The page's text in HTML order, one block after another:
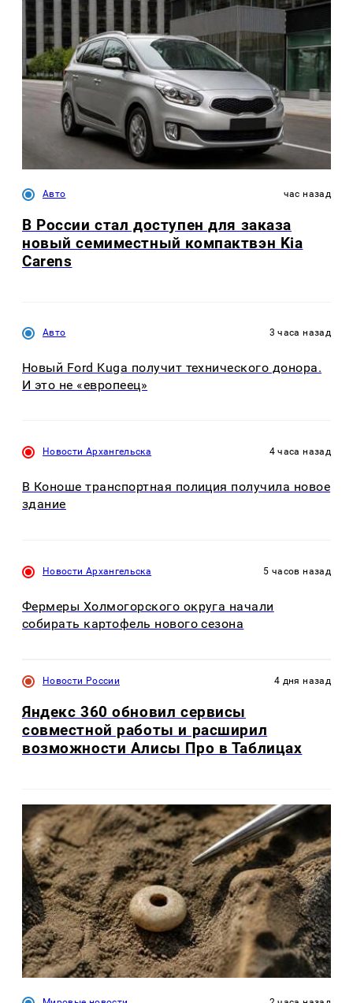
Авто час назад
В России стал доступен для заказа
новый семиместный компактвэн Kia
Carens
Авто 3 часа назад
Новый Ford Kuga получит технического донора.
И это не «европеец»
Новости Архангельска 4 часа назад
В Коноше транспортная полиция получила новое
здание
Новости Архангельска 5 часов назад
Фермеры Холмогорского округа начали
собирать картофель нового сезона
Новости России 4 дня назад
Яндекс 360 обновил сервисы
совместной работы и расширил
возможности Алисы Про в Таблицах